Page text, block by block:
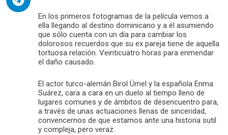
En los primeros fotogramas de la película vemos a
ella llegando al destino dominicano y a él asumiendo
que sólo cuenta con un día para cambiar los
dolorosos recuerdos que su ex pareja tiene de aquella
tortuosa relación. Veinticuatro horas para enmendar
el daño causado.
El actor turco-alemán Birol Ümel y la española Enma
Suárez, cara a cara en un duelo al tiempo lleno de
lugares comunes y de ámbitos de desencuentro para,
a través de unas actuaciones llenas de sinceridad,
convencernos de que estamos ante una historia sutil
y compleja, pero veraz.